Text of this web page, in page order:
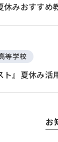
お
休みおすすめ
等学校
ト』夏休み活